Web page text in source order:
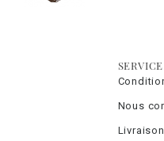
Nous
Livraison